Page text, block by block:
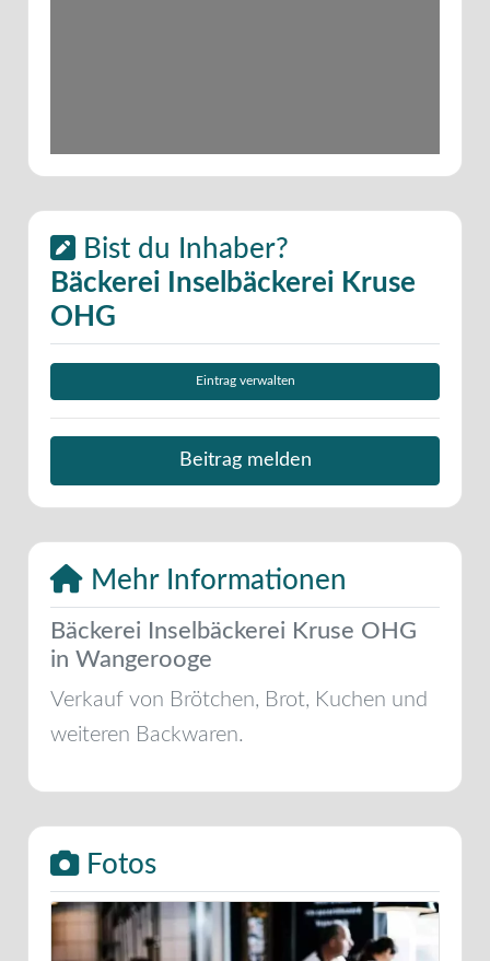
Bist du Inhaber?
Bäckerei Inselbäckerei Kruse
OHG
Eintrag verwalten
Beitrag melden
Mehr Informationen
Bäckerei Inselbäckerei Kruse OHG
in Wangerooge
Verkauf von Brötchen, Brot, Kuchen und
weiteren Backwaren.
Fotos